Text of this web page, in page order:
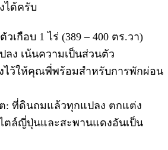
ได้ครับ
เกือบ 1 ไร่ (389 – 400 ตร.วา)
ลง เน้นความเป็นส่วนตัว
ไว้ให้คุณพี่พร้อมสำหรับการพักผ่อน
: ที่ดินถมแล้วทุกแปลง ตกแต่ง
ตล์ญี่ปุ่นและสะพานแดงอันเป็น